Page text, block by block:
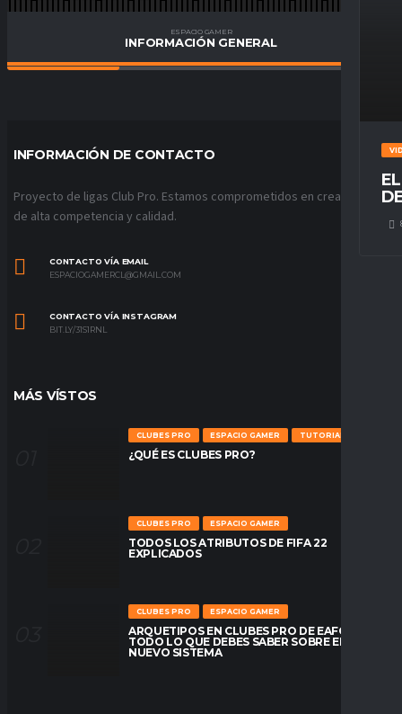
PORCENTAJE DE VICTORIAS
ESPACIO GAMER
INFORMACIÓN GENERAL
INFORMACIÓN DE CONTACTO
Proyecto de ligas Club Pro. Estamos comprometidos en crear ligas
de alta competencia y calidad.
CONTACTO VÍA EMAIL
ESPACIOGAMERCL@GMAIL.COM
CONTACTO VÍA INSTAGRAM
BIT.LY/31S1RNL
MÁS VÍSTOS
CLUBES PRO ESPACIO GAMER TUTORIALES
¿QUÉ ES CLUBES PRO?
CLUBES PRO ESPACIO GAMER
TODOS LOS ATRIBUTOS DE FIFA 22
EXPLICADOS
CLUBES PRO ESPACIO GAMER
ARQUETIPOS EN CLUBES PRO DE EAFC26:
TODO LO QUE DEBES SABER SOBRE EL
NUEVO SISTEMA